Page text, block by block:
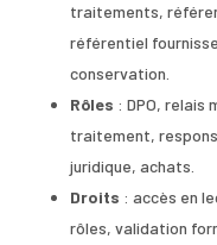
traitements,
référentiel
conservation.
Rôles : DPO, relais
traitement,
juridique, achats.
Droits : accès en
rôles, validation